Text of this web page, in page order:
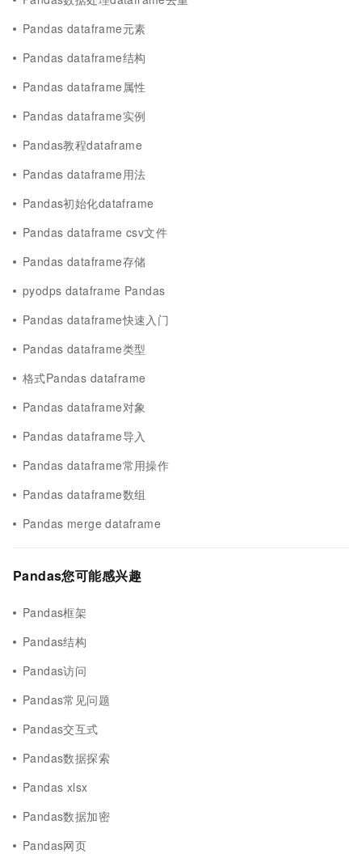
Pandas dataframe元素
Pandas dataframe结构
Pandas dataframe属性
Pandas dataframe实例
Pandas教程dataframe
Pandas dataframe用法
Pandas初始化dataframe
Pandas dataframe csv文件
Pandas dataframe存储
pyodps dataframe Pandas
Pandas dataframe快速入门
Pandas dataframe类型
格式Pandas dataframe
Pandas dataframe对象
Pandas dataframe导入
Pandas dataframe常用操作
Pandas dataframe数组
Pandas merge dataframe
Pandas您可能感兴趣
Pandas框架
Pandas结构
Pandas访问
Pandas常见问题
Pandas交互式
Pandas数据探索
Pandas xlsx
Pandas数据加密
Pandas网页